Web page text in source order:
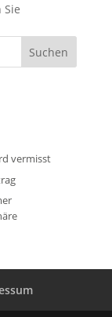
vermisst